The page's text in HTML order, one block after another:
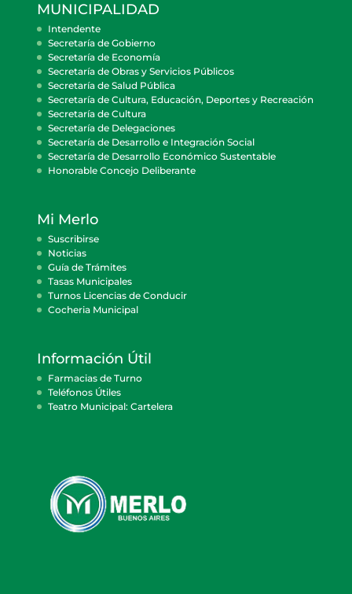
MUNICIPALIDAD
Intendente
Secretaría de Gobierno
Secretaría de Economía
Secretaría de Obras y Servicios Públicos
Secretaría de Salud Pública
Secretaría de Cultura, Educación, Deportes y Recreación
Secretaría de Cultura
Secretaría de Delegaciones
Secretaría de Desarrollo e Integración Social
Secretaría de Desarrollo Económico Sustentable
Honorable Concejo Deliberante
Mi Merlo
Suscribirse
Noticias
Guía de Trámites
Tasas Municipales
Turnos Licencias de Conducir
Cocheria Municipal
Información Útil
Farmacias de Turno
Teléfonos Útiles
Teatro Municipal: Cartelera